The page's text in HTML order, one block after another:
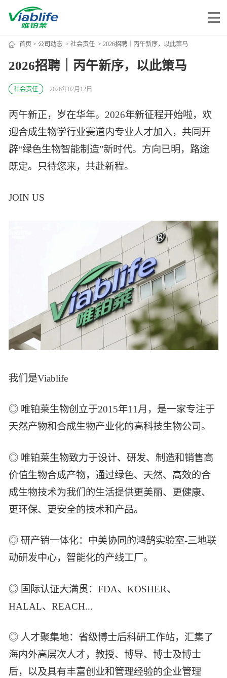
唯铂莱
公司介绍
公司动态
加入我们
美妆护肤
高通量骐骥平台
鸿鹄实验室
可持续发展
社会责任
联系我们
首页 > 公司动态> 社会责任> 2026招聘｜丙午新序，以此策马
2026招聘｜丙午新序，以此策马
社会责任 2026年02月12日
丙午新正，岁在华年。2026年新征程开始啦，欢
迎合成生物学行业赛道内专业人才加入，共同开
辟“绿色生物智能制造”新时代。方向已明，路途
既定。只待您来，共赴新程。
JOIN US
我们是Viablife
◎ 唯铂莱生物创立于2015年11月，是一家专注于
天然产物和合成生物产业化的高科技生物公司。
◎ 唯铂莱生物致力于设计、研发、制造和销售高
价值生物合成产物，通过绿色、天然、高效的合
成生物技术为我们的生活提供更美丽、更健康、
更环保、更安全的技术和产品。
◎ 研产销一体化：中美协同的鸿鹄实验室-三地联
动研发中心，智能化的产线工厂。
◎ 国际认证大满贯：FDA、KOSHER、
HALAL、REACH...
◎ 人才聚集地：省级博士后科研工作站，汇集了
海内外高层次人才，教授、博导、博士及博士
后，以及具有丰富创业和管理经验的企业管理